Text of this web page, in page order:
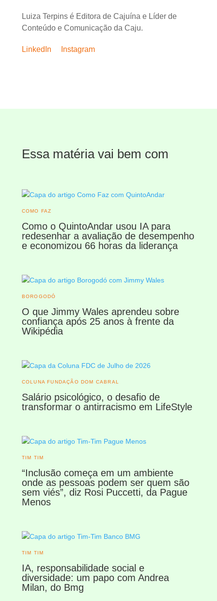
Luiza Terpins é Editora de Cajuína e Líder de
Conteúdo e Comunicação da Caju.
LinkedIn Instagram
Essa matéria vai bem com
COMO FAZ
Como o QuintoAndar usou IA para
redesenhar a avaliação de desempenho
e economizou 66 horas da liderança
BOROGODÓ
O que Jimmy Wales aprendeu sobre
confiança após 25 anos à frente da
Wikipédia
COLUNA FUNDAÇÃO DOM CABRAL
Salário psicológico, o desafio de
transformar o antirracismo em LifeStyle
TIM TIM
“Inclusão começa em um ambiente
onde as pessoas podem ser quem são
sem viés”, diz Rosi Puccetti, da Pague
Menos
TIM TIM
IA, responsabilidade social e
diversidade: um papo com Andrea
Milan, do Bmg